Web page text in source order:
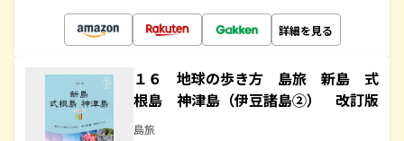
詳細を見る
１６ 地球の歩き方 島旅 新島 式
根島 神津島（伊豆諸島②） 改訂版
島旅